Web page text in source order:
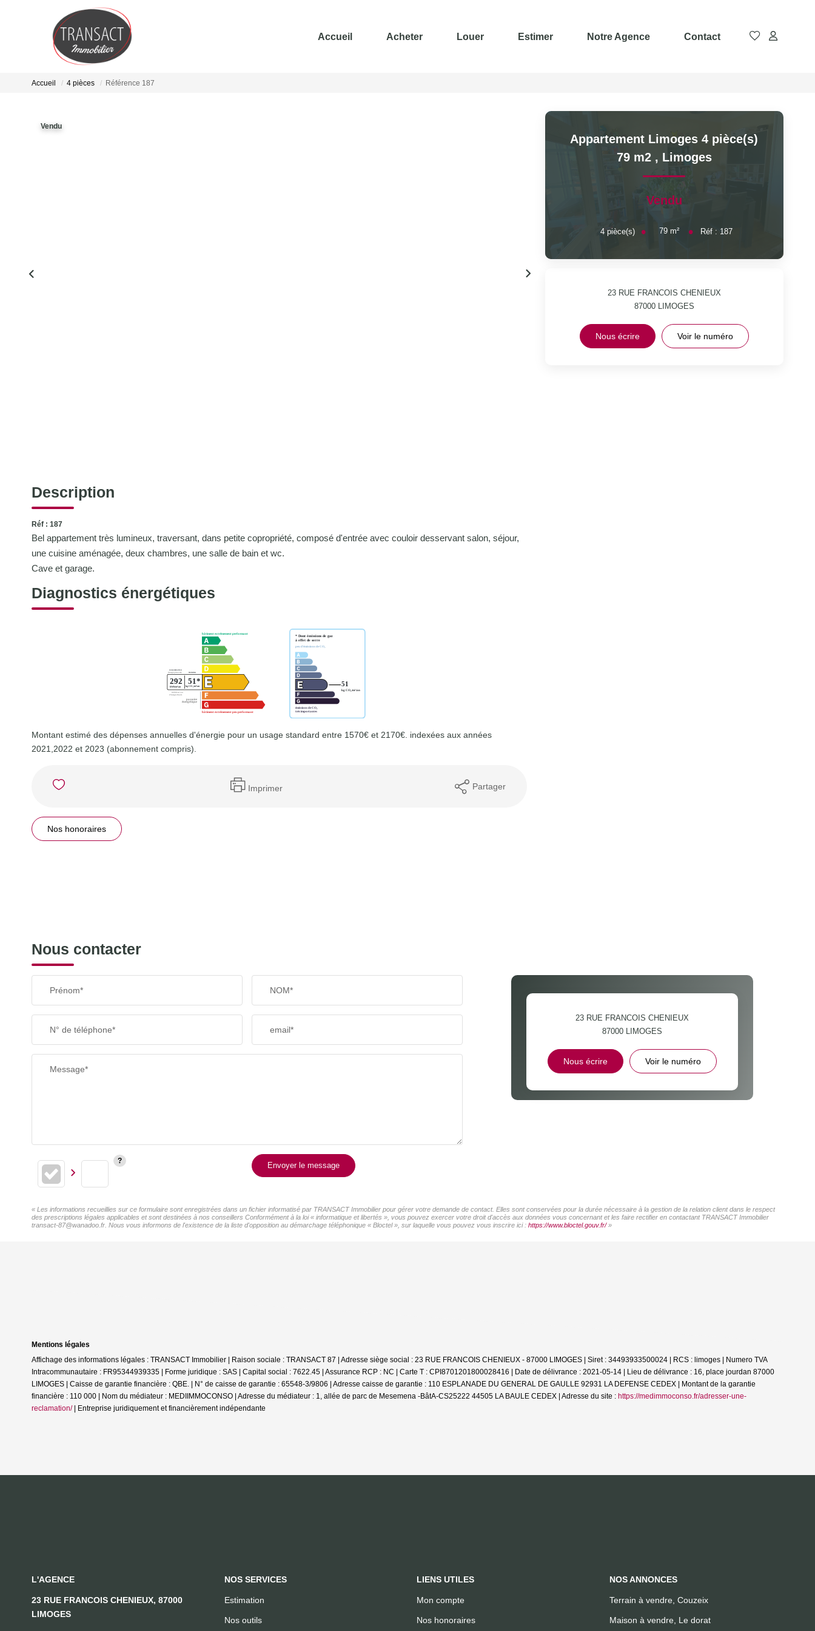
Accueil Acheter Louer Estimer Notre Agence Contact
Accueil 4 pièces Référence 187
Vendu
Description
Réf : 187
Bel appartement très lumineux, traversant, dans petite copropriété, composé d'entrée avec couloir desservant salon, séjour,
une cuisine aménagée, deux chambres, une salle de bain et wc.
Cave et garage.
Diagnostics énergétiques
Montant estimé des dépenses annuelles d'énergie pour un usage standard entre 1570€ et 2170€. indexées aux années
2021,2022 et 2023 (abonnement compris).
Imprimer Partager
Nos honoraires
Appartement Limoges 4 pièce(s)
79 m2 , Limoges
Vendu
4pièce(s) 79m² Réf : 187
23 RUE FRANCOIS CHENIEUX
87000 LIMOGES
Nous écrire Voir le numéro
Nous contacter
Prénom* NOM*
N° de téléphone* email*
Message*
Envoyer le message
23 RUE FRANCOIS CHENIEUX
87000 LIMOGES
Nous écrire Voir le numéro
« Les informations recueillies sur ce formulaire sont enregistrées dans un fichier informatisé par TRANSACT Immobilier pour gérer votre demande de contact. Elles sont conservées pour la durée nécessaire à la gestion de la relation client dans le respect
des prescriptions légales applicables et sont destinées à nos conseillers Conformément à la loi « informatique et libertés », vous pouvez exercer votre droit d'accès aux données vous concernant et les faire rectifier en contactant TRANSACT Immobilier
transact-87@wanadoo.fr. Nous vous informons de l'existence de la liste d'opposition au démarchage téléphonique « Bloctel », sur laquelle vous pouvez vous inscrire ici : https://www.bloctel.gouv.fr/»
Mentions légales
Affichage des informations légales : TRANSACT Immobilier | Raison sociale : TRANSACT 87 | Adresse siège social : 23 RUE FRANCOIS CHENIEUX - 87000 LIMOGES | Siret : 34493933500024 | RCS : limoges | Numero TVA
Intracommunautaire : FR95344939335 | Forme juridique : SAS | Capital social : 7622.45 | Assurance RCP : NC | Carte T : CPI8701201800028416 | Date de délivrance : 2021-05-14 | Lieu de délivrance : 16, place jourdan 87000
LIMOGES | Caisse de garantie financière : QBE. | N° de caisse de garantie : 65548-3/9806 | Adresse caisse de garantie : 110 ESPLANADE DU GENERAL DE GAULLE 92931 LA DEFENSE CEDEX | Montant de la garantie
financière : 110 000 | Nom du médiateur : MEDIIMMOCONSO | Adresse du médiateur : 1, allée de parc de Mesemena -BâtA-CS25222 44505 LA BAULE CEDEX | Adresse du site : https://medimmoconso.fr/adresser-une-
reclamation/| Entreprise juridiquement et financièrement indépendante
L'AGENCE
23 RUE FRANCOIS CHENIEUX, 87000
LIMOGES
NOS SERVICES
Estimation
Nos outils
LIENS UTILES
Mon compte
Nos honoraires
NOS ANNONCES
Terrain à vendre, Couzeix
Maison à vendre, Le dorat